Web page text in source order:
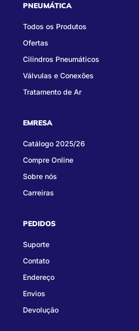
PNEUMÁTICA
Todos os Produtos
Ofertas
Cilindros Pneumáticos
Válvulas e Conexões
Tratamento de Ar
EMRESA
Catálogo 2025/26
Compre Online
Sobre nós
Carreiras
PEDIDOS
Suporte
Contato
Endereço
Envios
Devolução